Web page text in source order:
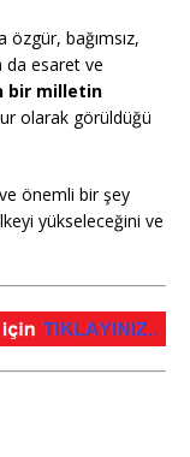
bağımsız,
da esaret ve
bir milletin
olarak görüldüğü
önemli bir şey
yükseleceğini ve